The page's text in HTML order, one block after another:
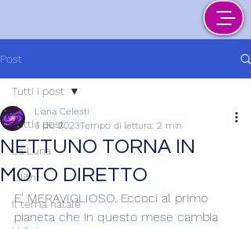
Post
Tutti i post
La Luna
Lilith
Il tema natale
Tutti i post
NETTUNO TORNA IN
MOTO DIRETTO
Liana Celesti
6 dic 2023Tempo di lettura: 2 min
E' MERAVIGLIOSO. Eccoci al primo
pianeta che in questo mese cambia